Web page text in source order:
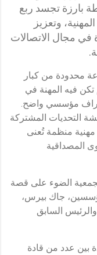
بارزة تجسد ربع
وتعزيز
في مجال الاتصالات
على يد مجموعة محدودة من كبار
فيه المهنة في
مؤسسي واضح.
التحديات المشتركة
مهنية منظمة تُعنى
المصداقية
الضوء على قصة
جاك بيرس،
والرئيس السابق
بين عدد من قادة